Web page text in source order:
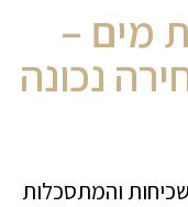
מים –
נכונה
והמתסכלות